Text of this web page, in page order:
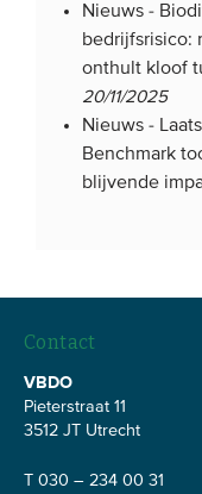
Nieuws -
bedrijfsrisico:
onthult kloof
20/11/2025
Nieuws -
Benchmark
blijvende
Contact
VBDO
Pieterstraat 11
3512 JT Utrecht
T 030 – 234 00 31